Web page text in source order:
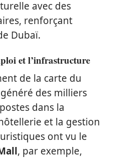
avec des
renforçant
Dubaï.
et l’infrastructure
de la carte du
des milliers
dans la
et la gestion
ont vu le
, par exemple,